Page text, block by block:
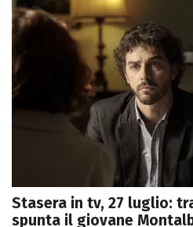
Stasera in tv, 27 luglio:
spunta il giovane